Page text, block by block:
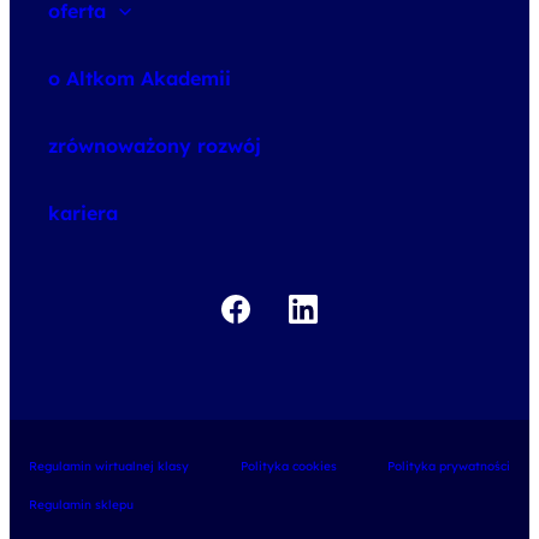
oferta
o Altkom Akademii
zrównoważony rozwój
kariera
Regulamin wirtualnej klasy Polityka cookies Polityka prywatności
Regulamin sklepu